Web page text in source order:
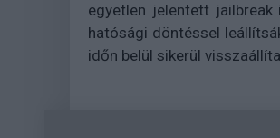
egyetlen jelentett
hatósági döntéssel
időn belül sikerül